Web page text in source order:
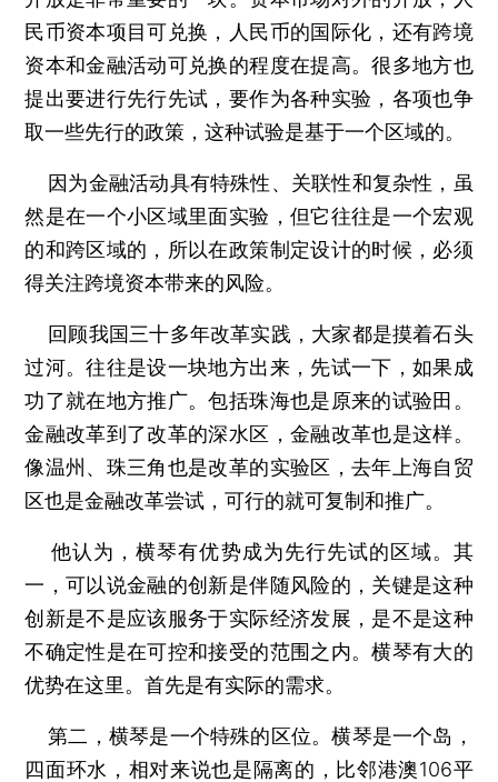
民币资本项目可兑换，人民币的国际化，还有跨境
资本和金融活动可兑换的程度在提高。很多地方也
提出要进行先行先试，要作为各种实验，各项也争
取一些先行的政策，这种试验是基于一个区域的。
因为金融活动具有特殊性、关联性和复杂性，虽
然是在一个小区域里面实验，但它往往是一个宏观
的和跨区域的，所以在政策制定设计的时候，必须
得关注跨境资本带来的风险。
回顾我国三十多年改革实践，大家都是摸着石头
过河。往往是设一块地方出来，先试一下，如果成
功了就在地方推广。包括珠海也是原来的试验田。
金融改革到了改革的深水区，金融改革也是这样。
像温州、珠三角也是改革的实验区，去年上海自贸
区也是金融改革尝试，可行的就可复制和推广。
他认为，横琴有优势成为先行先试的区域。其
一，可以说金融的创新是伴随风险的，关键是这种
创新是不是应该服务于实际经济发展，是不是这种
不确定性是在可控和接受的范围之内。横琴有大的
优势在这里。首先是有实际的需求。
第二，横琴是一个特殊的区位。横琴是一个岛，
四面环水，相对来说也是隔离的，比邻港澳106平